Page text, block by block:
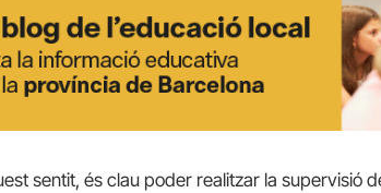
sentit, és clau poder realitzar la supervisió